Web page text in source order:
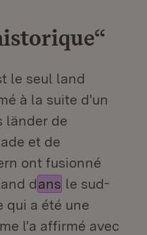
le seul land
à la suite d'un
länder de
et de
ont fusionné
dans le sud-
qui a été une
l'a affirmé avec